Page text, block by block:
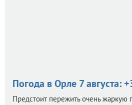
Погода в Орле 7 августа:
Предстоит пережить очень жаркую